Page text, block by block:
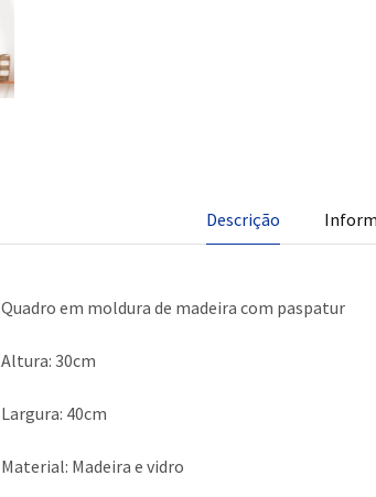
Descrição
Quadro em moldura de madeira com paspatur
Altura: 30cm
Largura: 40cm
Material: Madeira e vidro